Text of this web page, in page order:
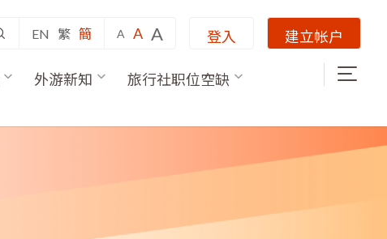
EN 繁 簡 A A A 登入 建立帐户
外游新知
旅行社职位空缺